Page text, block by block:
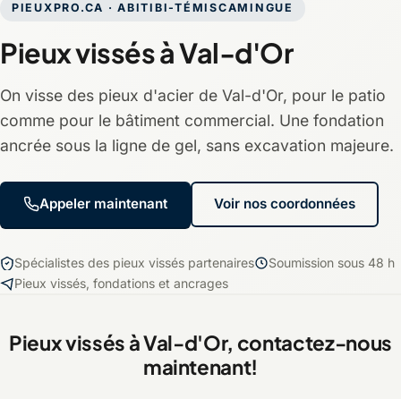
PIEUXPRO.CA · ABITIBI-TÉMISCAMINGUE
Pieux vissés à Val-d'Or
On visse des pieux d'acier de Val-d'Or, pour le patio
comme pour le bâtiment commercial. Une fondation
ancrée sous la ligne de gel, sans excavation majeure.
Appeler maintenant Voir nos coordonnées
Spécialistes des pieux vissés partenaires
Soumission sous 48 h
Pieux vissés, fondations et ancrages
Pieux vissés à Val-d'Or, contactez-nous
maintenant!